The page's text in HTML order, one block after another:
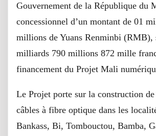
Gouvernement de la République du
concessionnel d’un montant de 01
millions de Yuans Renminbi (RMB),
milliards 790 millions 872 mille
financement du Projet Mali
Le Projet porte sur la construction
câbles à fibre optique dans les
Bankass, Bi, Tombouctou, Bamba,